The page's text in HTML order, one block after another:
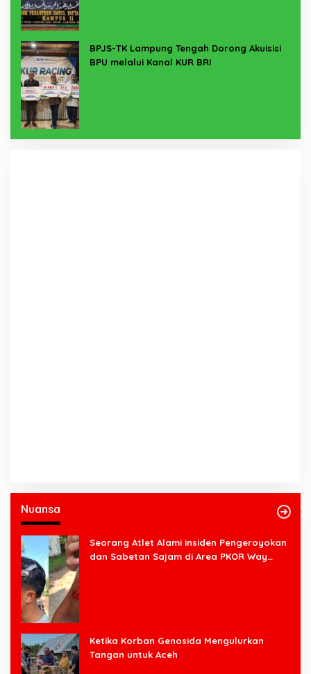
BPJS-TK Lampung Tengah Dorong Akuisisi
BPU melalui Kanal KUR BRI
Nuansa
Seorang Atlet Alami insiden Pengeroyokan
dan Sabetan Sajam di Area PKOR Way
Ketika Korban Genosida Mengulurkan
Tangan untuk Aceh